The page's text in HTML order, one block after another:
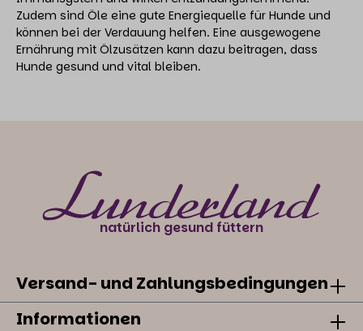
Zudem sind Öle eine gute Energiequelle für Hunde und
können bei der Verdauung helfen. Eine ausgewogene
Ernährung mit Ölzusätzen kann dazu beitragen, dass
Hunde gesund und vital bleiben.
natürlich gesund füttern
Versand- und Zahlungsbedingungen
Informationen